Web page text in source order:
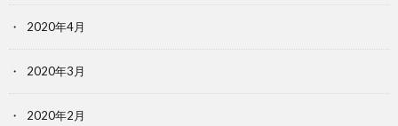
2020年4月
2020年3月
2020年2月